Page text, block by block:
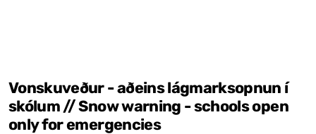
Vonskuveður - aðeins lágmarksopnun í
skólum // Snow warning - schools open
only for emergencies